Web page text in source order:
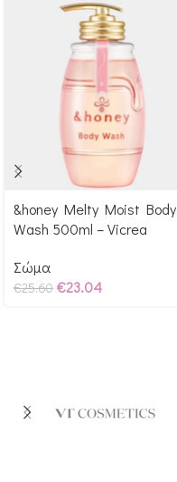
Αγόρασε & κέρδισε 256
Glow Points!
&honey Melty Moist Body
Wash 500ml – Vicrea
Σώμα
€25.60 €23.04